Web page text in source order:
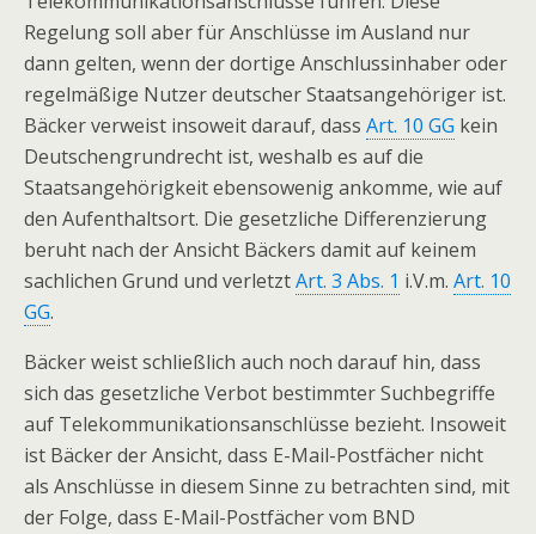
Regelung soll aber für Anschlüsse im Ausland nur
dann gelten, wenn der dortige Anschlussinhaber oder
regelmäßige Nutzer deutscher Staatsangehöriger ist.
Bäcker verweist insoweit darauf, dass Art. 10 GG kein
Deutschengrundrecht ist, weshalb es auf die
Staatsangehörigkeit ebensowenig ankomme, wie auf
den Aufenthaltsort. Die gesetzliche Differenzierung
beruht nach der Ansicht Bäckers damit auf keinem
sachlichen Grund und verletztArt. 3 Abs. 1 i.V.m. Art. 10
GG.
Bäcker weist schließlich auch noch darauf hin, dass
sich das gesetzliche Verbot bestimmter Suchbegriffe
auf Telekommunikationsanschlüsse bezieht. Insoweit
ist Bäcker der Ansicht, dass E-Mail-Postfächer nicht
als Anschlüsse in diesem Sinne zu betrachten sind, mit
der Folge, dass E-Mail-Postfächer vom BND